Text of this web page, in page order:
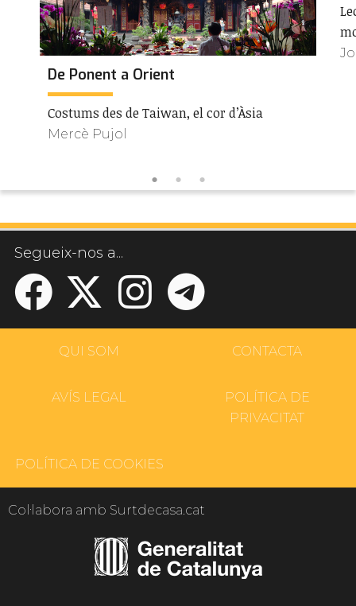
De Ponent a Orient
Costums des de Taiwan, el cor d’Àsia
Mercè Pujol
Segueix-nos a...
QUI SOM CONTACTA
AVÍS LEGAL
POLÍTICA DE
PRIVACITAT
POLÍTICA DE COOKIES
Col·labora amb Surtdecasa.cat